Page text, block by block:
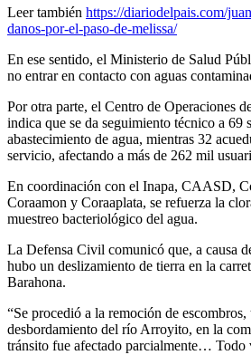
Leer también https://diariodelpais.com/
danos-por-el-paso-de-melissa/
En ese sentido, el Ministerio de Salud
no entrar en contacto con aguas
Por otra parte, el Centro de Operaciones
indica que se da seguimiento técnico a 69
abastecimiento de agua, mientras 32
servicio, afectando a más de 262 mil
En coordinación con el Inapa, CAASD,
Coraamon y Coraaplata, se refuerza la
muestreo bacteriológico del agua.
La Defensa Civil comunicó que, a causa
hubo un deslizamiento de tierra en la
Barahona.
“Se procedió a la remoción de
desbordamiento del río Arroyito, en la
tránsito fue afectado parcialmente… Todo